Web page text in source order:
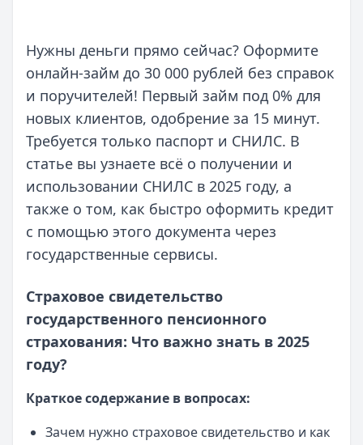
Нужны деньги прямо сейчас? Оформите
онлайн-займ до 30 000 рублей без справок
и поручителей! Первый займ под 0% для
новых клиентов, одобрение за 15 минут.
Требуется только паспорт и СНИЛС. В
статье вы узнаете всё о получении и
использовании СНИЛС в 2025 году, а
также о том, как быстро оформить кредит
с помощью этого документа через
государственные сервисы.
Страховое свидетельство
государственного пенсионного
страхования: Что важно знать в 2025
году?
Краткое содержание в вопросах:
Зачем нужно страховое свидетельство и как